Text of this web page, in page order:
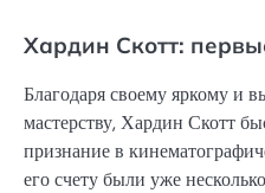
Хардин Скотт:
Благодаря своему яркому и
мастерству, Хардин Скотт
признание в
его счету были уже